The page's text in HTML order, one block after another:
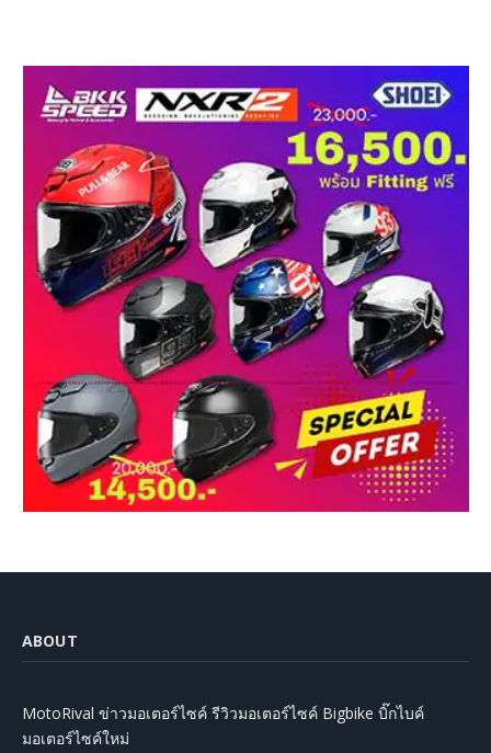
ABOUT
MotoRival ข่าวมอเตอร์ไซค์ รีวิวมอเตอร์ไซค์ Bigbike บิ๊กไบค์
มอเตอร์ไซค์ใหม่